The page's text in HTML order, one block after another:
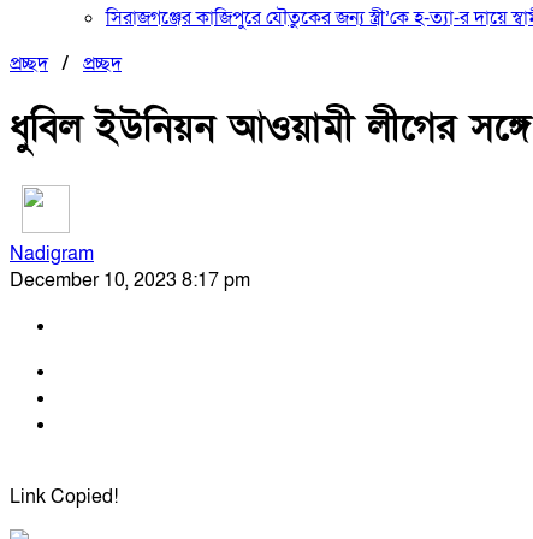
সিরাজগঞ্জের কাজিপুরে যৌতুকের জন্য স্ত্রী’কে হ-ত্যা-র দায়ে
প্রচ্ছদ/ প্রচ্ছদ
ধুবিল ইউনিয়ন আওয়ামী লীগের
Nadigram
December 10, 2023 8:17 pm
Link Copied!